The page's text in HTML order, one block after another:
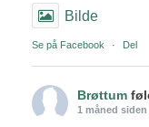
Bilde
Se på Facebook · Del
Brøttum
1 måned siden